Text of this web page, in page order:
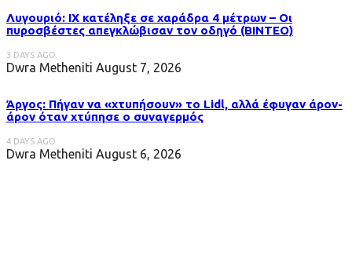
Λυγουριό: ΙΧ κατέληξε σε χαράδρα 4 μέτρων – Οι
πυροσβέστες απεγκλώβισαν τον οδηγό (ΒΙΝΤΕΟ)
3 DAYS AGO
Dwra Metheniti August 7, 2026
Άργος: Πήγαν να «χτυπήσουν» το Lidl, αλλά έφυγαν άρον-
άρον όταν χτύπησε ο συναγερμός
4 DAYS AGO
Dwra Metheniti August 6, 2026